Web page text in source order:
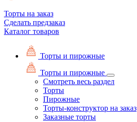
Торты на заказ
Сделать предзаказ
Каталог товаров
Торты и пирожные
Торты и пирожные
Смотреть весь раздел
Торты
Пирожные
Торты-конструктор на заказ
Заказные торты